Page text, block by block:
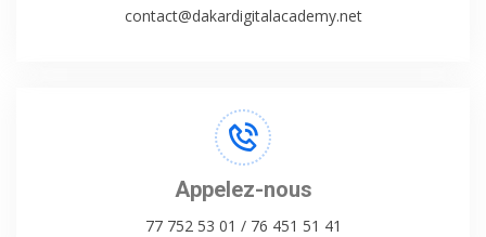
contact@dakardigitalacademy.net
Appelez-nous
77 752 53 01 / 76 451 51 41